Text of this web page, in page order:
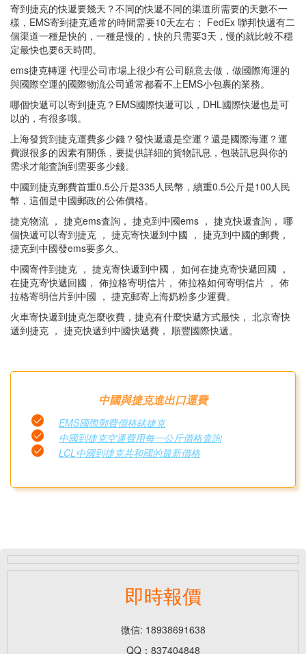
寄到捷克的快遞要幾天？不同的快遞不同的渠道所需要的天數不一
樣，EMS寄到捷克通常的時間需要10天左右； FedEx 聯邦快遞有二
個渠道一種是快的，一種是慢的，快的只需要3天，慢的就比較不穩
定最快也要6天時間。
ems捷克轉運 代理公司市場上很少有公司願意去做，做國際海運的
與國際空運的國際物流公司通常都看不上EMS小包裹的業務。
哪個快遞可以寄到捷克？EMS國際快遞可以，DHL國際快遞也是可
以的，有很多哦。
上海發貨到捷克運費多少錢？發快遞還是空運？還是國際海運？運
費跟很多的因素有關係，要提供詳細的貨物訊息，包裝訊息與你的
需求才能査詢到需要多少錢。
中國到捷克郵費首重0.5公斤是335人民幣，續重0.5公斤是100人民
幣，這個是中國郵政的公佈價格。
捷克物流 ， 捷克ems査詢， 捷克到中國ems ， 捷克快遞査詢， 哪
個快遞可以寄到捷克 ， 捷克寄快遞到中國 ， 捷克到中國的郵費，
捷克到中國發ems要多久。
中國寄件到捷克 ， 捷克寄快遞到中國， 如何在捷克寄快遞回國 ，
在捷克寄快遞回國， 佈拉格寄明信片， 佈拉格如何寄明信片 ， 佈
拉格寄明信片到中國 ， 捷克郵寄上海奶粉多少運費。
火車寄快遞到捷克怎麼收費，捷克有什麼快遞方式最快， 北京寄快
遞到捷克 ， 捷克快遞到中國快遞費， 順豐國際快遞。
中國與捷克進出口運費
EMS國際郵費價格錶捷克
中國到捷克空運費用每一公斤價格査詢
LCL中國到捷克共和國的最新價格
即時報價
微信: 18938691638
QQ：837404848